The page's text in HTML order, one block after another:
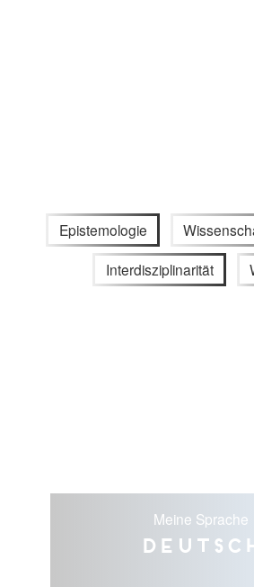
Epistemologie
Interdisziplinarität
Meine Sprache